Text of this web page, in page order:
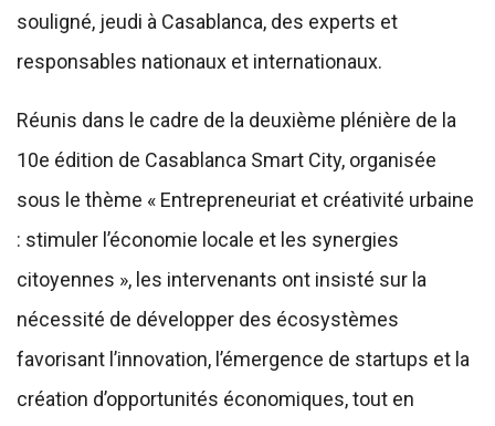
souligné, jeudi à Casablanca, des experts et
responsables nationaux et internationaux.
Réunis dans le cadre de la deuxième plénière de la
10e édition de Casablanca Smart City, organisée
sous le thème « Entrepreneuriat et créativité urbaine
: stimuler l’économie locale et les synergies
citoyennes », les intervenants ont insisté sur la
nécessité de développer des écosystèmes
favorisant l’innovation, l’émergence de startups et la
création d’opportunités économiques, tout en